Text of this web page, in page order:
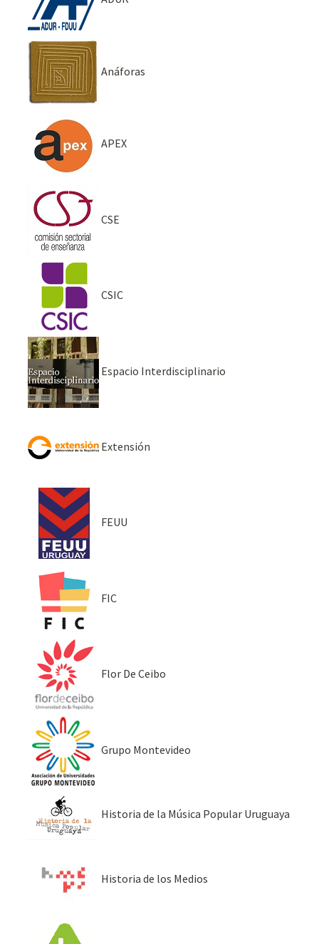
Anáforas
APEX
CSE
CSIC
Espacio Interdisciplinario
Extensión
FEUU
FIC
Flor De Ceibo
Grupo Montevideo
Historia de la Música Popular Uruguaya
Historia de los Medios